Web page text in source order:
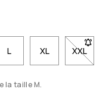
L XL XXL- Taille
la taille M.